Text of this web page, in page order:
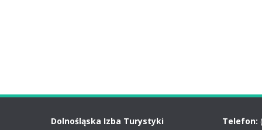
Dolnośląska Izba Turystyki
Telefon: